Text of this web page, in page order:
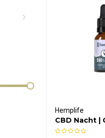
Hemplife
CBD Nacht |
Melatonine